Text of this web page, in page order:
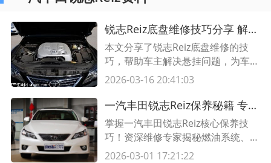
锐志Reiz底盘维修技巧分享 解决悬挂问题
本文分享了锐志Reiz底盘维修的技
巧，帮助车主解决悬挂问题，为车辆
的稳定性和驾驶舒适性提供保障。
2026-03-16 20:41:03
一汽丰田锐志Reiz保养秘籍 专业维修师教你5大技巧延长爱车寿命
掌握一汽丰田锐志Reiz核心保养技
巧！资深维修专家揭秘燃油系统、电
池维护等关键点，附实用保养周期
2026-03-01 17:21:22